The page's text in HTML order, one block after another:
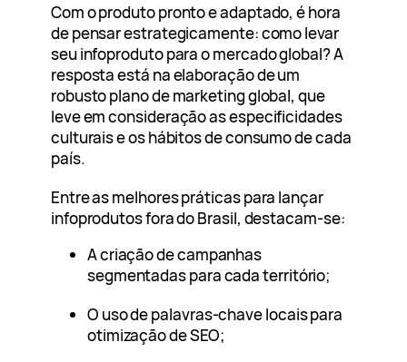
Com o produto pronto e adaptado, é hora
de pensar estrategicamente: como levar
seu infoproduto para o mercado global? A
resposta está na elaboração de um
robusto plano de marketing global, que
leve em consideração as especificidades
culturais e os hábitos de consumo de cada
país.
Entre as melhores práticas para lançar
infoprodutos fora do Brasil, destacam-se:
A criação de campanhas
segmentadas para cada território;
O uso de palavras-chave locais para
otimização de SEO;